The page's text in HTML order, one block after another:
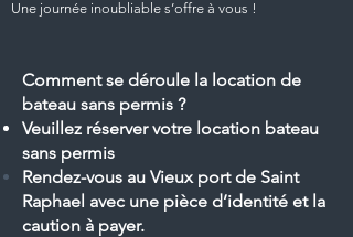
Une journée inoubliable s’offre à vous !
Comment se déroule la location de
bateau sans permis ?
Veuillez réserver votre location bateau
sans permis
Rendez-vous au Vieux port de Saint
Raphael avec une pièce d’identité et la
caution à payer.